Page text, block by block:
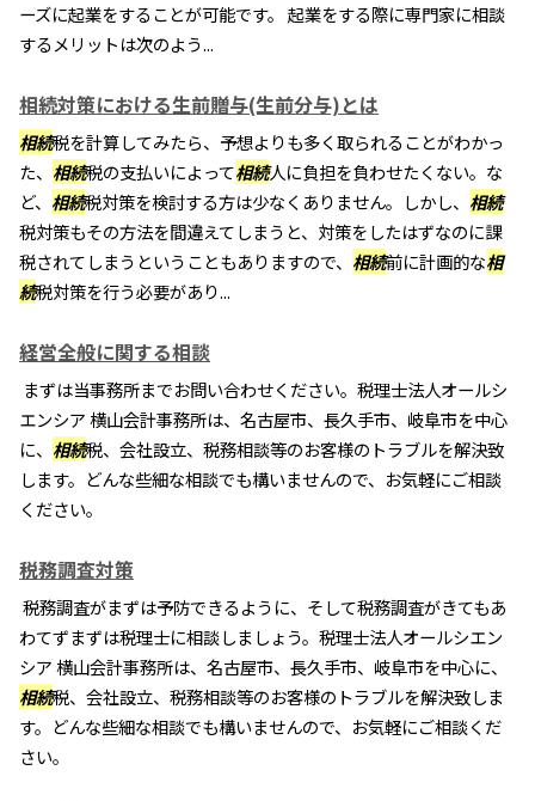
ーズに起業をすることが可能です。 起業をする際に専門家に相談
するメリットは次のよう...
相続対策における生前贈与(生前分与)とは
相続税を計算してみたら、予想よりも多く取られることがわかっ
た、 相続税の支払いによって相続人に負担を負わせたくない。な
ど、 相続税対策を検討する方は少なくありません。しかし、 相続
税対策もその方法を間違えてしまうと、対策をしたはずなのに課
税されてしまうということもありますので、 相続前に計画的な相
続税対策を行う必要があり...
経営全般に関する相談
まずは当事務所までお問い合わせください。税理士法人オールシ
エンシア 横山会計事務所は、名古屋市、長久手市、岐阜市を中心
に、 相続税、会社設立、税務相談等のお客様のトラブルを解決致
します。どんな些細な相談でも構いませんので、お気軽にご相談
ください。
税務調査対策
税務調査がまずは予防できるように、そして税務調査がきてもあ
わてずまずは税理士に相談しましょう。税理士法人オールシエン
シア 横山会計事務所は、名古屋市、長久手市、岐阜市を中心に、
相続税、会社設立、税務相談等のお客様のトラブルを解決致しま
す。どんな些細な相談でも構いませんので、お気軽にご相談くだ
さい。